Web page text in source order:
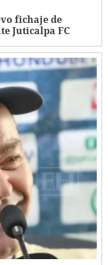
fichaje de
Juticalpa FC